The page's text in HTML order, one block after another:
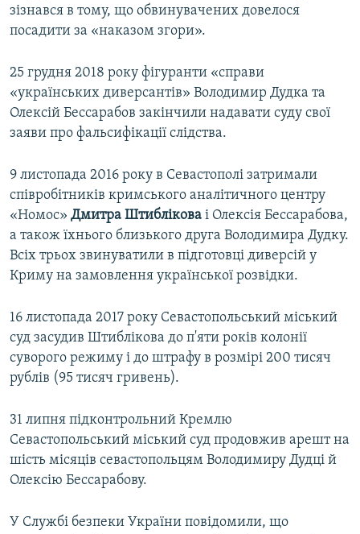
зізнався в тому, що обвинувачених довелося
посадити за «наказом згори».
25 грудня 2018 року фігуранти «справи
«українських диверсантів» Володимир Дудка та
Олексій Бессарабов закінчили надавати суду свої
заяви про фальсифікації слідства.
9 листопада 2016 року в Севастополі затримали
співробітників кримського аналітичного центру
«Номос» Дмитра Штиблікова і Олексія Бессарабова,
а також їхнього близького друга Володимира Дудку.
Всіх трьох звинуватили в підготовці диверсій у
Криму на замовлення української розвідки.
16 листопада 2017 року Севастопольський міський
суд засудив Штиблікова до п'яти років колонії
суворого режиму і до штрафу в розмірі 200 тисяч
рублів (95 тисяч гривень).
31 липня підконтрольний Кремлю
Севастопольський міський суд продовжив арешт на
шість місяців севастопольцям Володимиру Дудці й
Олексію Бессарабову.
У Службі безпеки України повідомили, що